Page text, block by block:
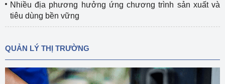
Nhiều địa phương hưởng ứng chương trình sản xuất và
tiêu dùng bền vững
QUẢN LÝ THỊ TRƯỜNG